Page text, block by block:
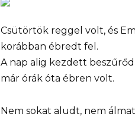
Csütörtök reggel volt, és
korábban ébredt fel.
A nap alig kezdett
már órák óta ébren volt.
Nem sokat aludt, nem